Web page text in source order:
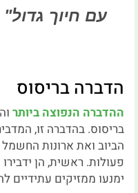
עם חיוך גדול"
הדברה בריסוס
ההדברה הנפוצה ביותר
בריסוס. בהדברה זו,
הביוב ואת ארונות
פעולות. ראשית, הן
ימנעו ממזיקים עתידיים